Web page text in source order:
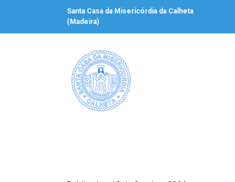
Santa Casa da Misericórdia da Calheta
(Madeira)